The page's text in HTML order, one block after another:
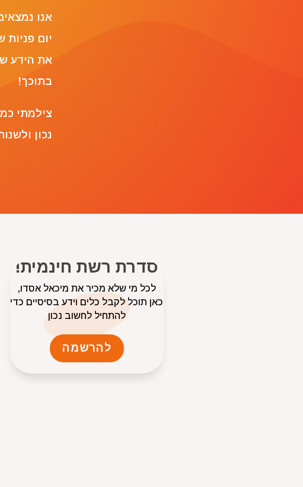
אנו
יום
את הידע
בתוכך!
צילמתי
נכון
סדרת רשת חינמית!
לכל מי שלא מכיר את מיכאל אסדו,
כאן תוכל לקבל כלים וידע בסיסיים כדי
להתחיל לחשוב נכון
להרשמה